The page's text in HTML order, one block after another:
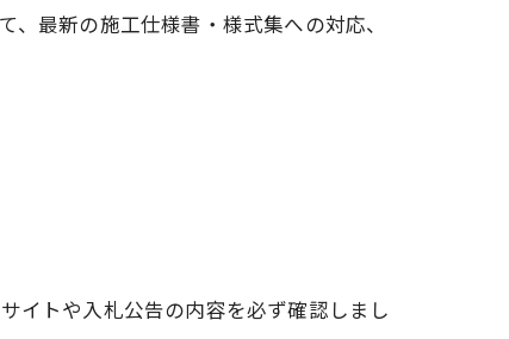
最新の施工仕様書・様式集への対応、
イトや入札公告の内容を必ず確認しまし